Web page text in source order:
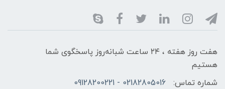
هفت روز هفته ، ۲۴ ساعت شبانه‌روز پاسخگوی شما
هستیم
شماره تماس:
02182805016 - 09128200221